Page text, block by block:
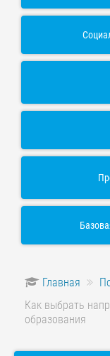
Главная
Как выбрать
образования